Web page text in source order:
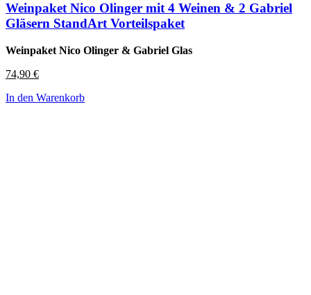
Weinpaket Nico Olinger mit 4 Weinen & 2 Gabriel
Gläsern StandArt Vorteilspaket
Weinpaket Nico Olinger & Gabriel Glas
74,90 €
In den Warenkorb